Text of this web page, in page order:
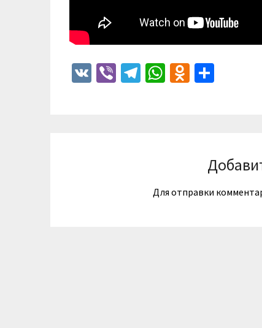
VK ViberTelegram
WhatsApp
Для отправки